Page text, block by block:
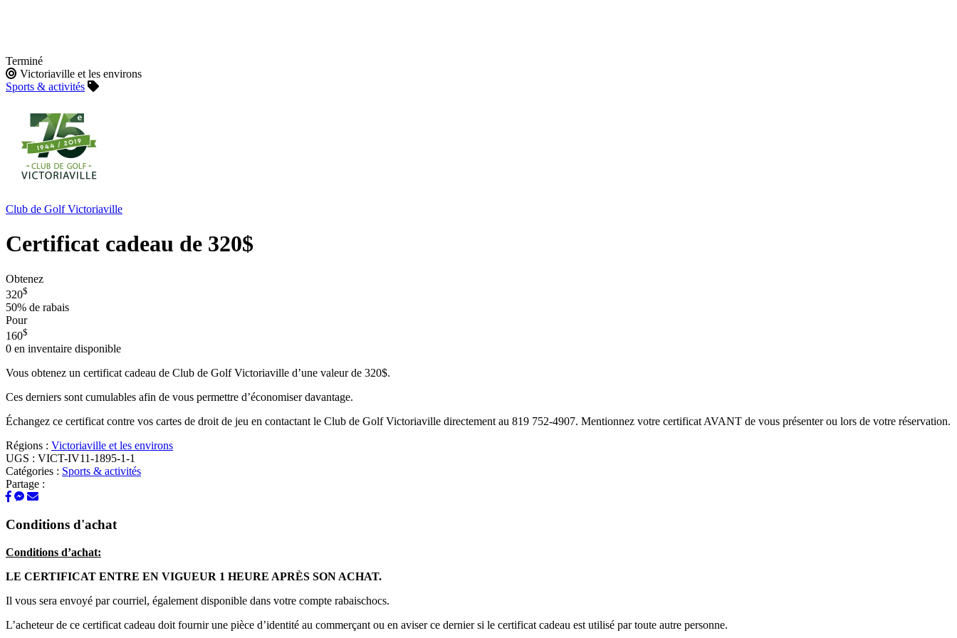
Terminé
Victoriaville et les environs
Sports & activités
Club de Golf Victoriaville
Certificat cadeau de 320$
Obtenez
320$
50% de rabais
Pour
160$
0 en inventaire disponible
Vous obtenez un certificat cadeau de Club de Golf Victoriaville d’une valeur de 320$.
Ces derniers sont cumulables afin de vous permettre d’économiser davantage.
Échangez ce certificat contre vos cartes de droit de jeu en contactant le Club de Golf Victoriaville directement au 819 752-4907. Mentionnez votre certificat AVANT de vous présenter ou lors de votre réservation.
Régions : Victoriaville et les environs
UGS : VICT-IV11-1895-1-1
Catégories : Sports & activités
Partage :
Conditions d'achat
Conditions d’achat:
LE CERTIFICAT ENTRE EN VIGUEUR 1 HEURE APRÈS SON ACHAT.
Il vous sera envoyé par courriel, également disponible dans votre compte rabaischocs.
L’acheteur de ce certificat cadeau doit fournir une pièce d’identité au commerçant ou en aviser ce dernier si le certificat cadeau est utilisé par toute autre personne.